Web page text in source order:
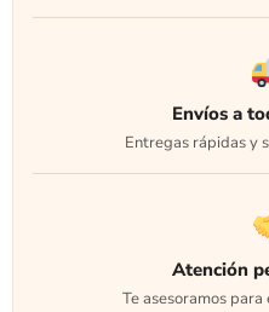
Envíos a
Entregas rápidas y
Atención
Te asesoramos